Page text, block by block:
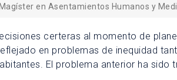
Magíster en Asentamientos Humanos y
certeras al momento de
en problemas de inequidad
El problema anterior ha sido